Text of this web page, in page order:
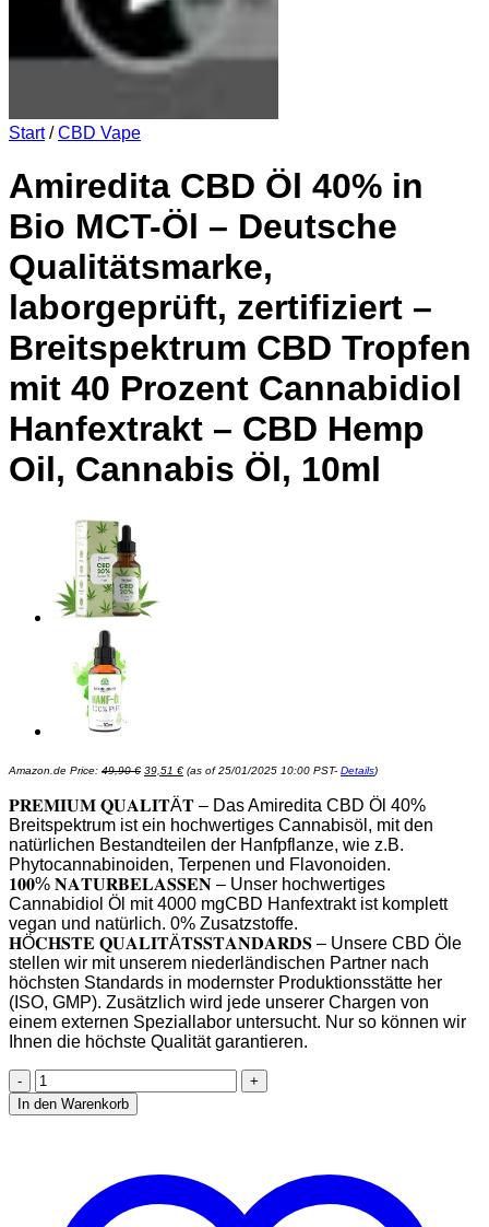
Start / CBD Vape
Amiredita CBD Öl 40% in
Bio MCT-Öl – Deutsche
Qualitätsmarke,
laborgeprüft, zertifiziert –
Breitspektrum CBD Tropfen
mit 40 Prozent Cannabidiol
Hanfextrakt – CBD Hemp
Oil, Cannabis Öl, 10ml
Amazon.de Price: 49,90€ Preis
49,90 €
39,51 €Preis
39,51 €.
(as of 25/01/2025 10:00 PST- Details)
𝐏𝐑𝐄𝐌𝐈𝐔𝐌 𝐐𝐔𝐀𝐋𝐈𝐓Ä𝐓 – Das Amiredita CBD Öl 40%
Breitspektrum ist ein hochwertiges Cannabisöl, mit den
natürlichen Bestandteilen der Hanfpflanze, wie z.B.
Phytocannabinoiden, Terpenen und Flavonoiden.
𝟏𝟎𝟎% 𝐍𝐀𝐓𝐔𝐑𝐁𝐄𝐋𝐀𝐒𝐒𝐄𝐍 – Unser hochwertiges
Cannabidiol Öl mit 4000 mgCBD Hanfextrakt ist komplett
vegan und natürlich. 0% Zusatzstoffe.
𝐇Ö𝐂𝐇𝐒𝐓𝐄 𝐐𝐔𝐀𝐋𝐈𝐓Ä𝐓𝐒𝐒𝐓𝐀𝐍𝐃𝐀𝐑𝐃𝐒 – Unsere CBD Öle
stellen wir mit unserem niederländischen Partner nach
höchsten Standards in modernster Produktionsstätte her
(ISO, GMP). Zusätzlich wird jede unserer Chargen von
einem externen Speziallabor untersucht. Nur so können wir
Ihnen die höchste Qualität garantieren.
Amiredita
CBD
Öl
In den Warenkorb